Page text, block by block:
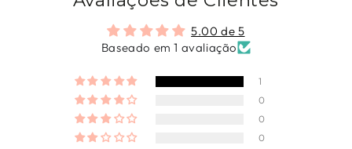
5.00 de 5
Baseado em 1 avaliação
1
0
0
0